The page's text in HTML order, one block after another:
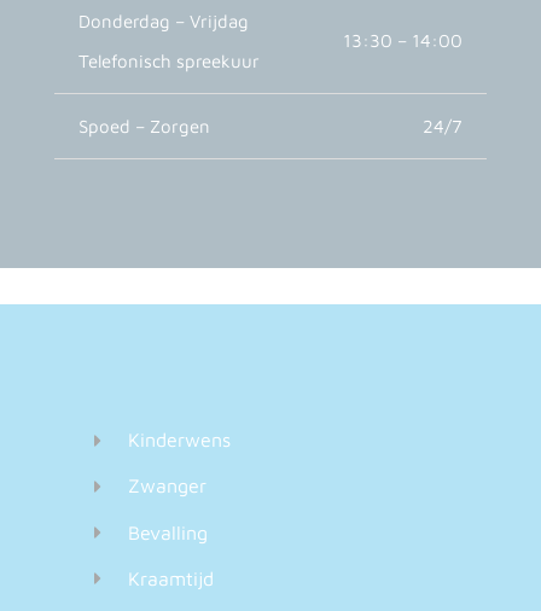
Donderdag – Vrijdag
Telefonisch spreekuur
13:30 – 14:00
Spoed – Zorgen 24/7
Kinderwens
Zwanger
Bevalling
Kraamtijd